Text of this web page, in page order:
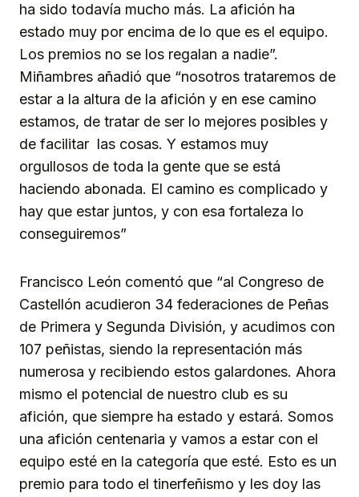
ha sido todavía mucho más. La afición ha
estado muy por encima de lo que es el equipo.
Los premios no se los regalan a nadie”.
Miñambres añadió que “nosotros trataremos de
estar a la altura de la afición y en ese camino
estamos, de tratar de ser lo mejores posibles y
de facilitar las cosas. Y estamos muy
orgullosos de toda la gente que se está
haciendo abonada. El camino es complicado y
hay que estar juntos, y con esa fortaleza lo
conseguiremos”
Francisco León comentó que “al Congreso de
Castellón acudieron 34 federaciones de Peñas
de Primera y Segunda División, y acudimos con
107 peñistas, siendo la representación más
numerosa y recibiendo estos galardones. Ahora
mismo el potencial de nuestro club es su
afición, que siempre ha estado y estará. Somos
una afición centenaria y vamos a estar con el
equipo esté en la categoría que esté. Esto es un
premio para todo el tinerfeñismo y les doy las